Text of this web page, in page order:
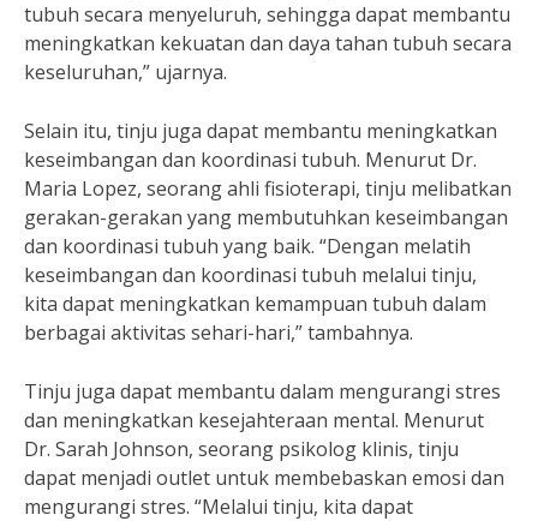
tubuh secara menyeluruh, sehingga dapat membantu
meningkatkan kekuatan dan daya tahan tubuh secara
keseluruhan,” ujarnya.
Selain itu, tinju juga dapat membantu meningkatkan
keseimbangan dan koordinasi tubuh. Menurut Dr.
Maria Lopez, seorang ahli fisioterapi, tinju melibatkan
gerakan-gerakan yang membutuhkan keseimbangan
dan koordinasi tubuh yang baik. “Dengan melatih
keseimbangan dan koordinasi tubuh melalui tinju,
kita dapat meningkatkan kemampuan tubuh dalam
berbagai aktivitas sehari-hari,” tambahnya.
Tinju juga dapat membantu dalam mengurangi stres
dan meningkatkan kesejahteraan mental. Menurut
Dr. Sarah Johnson, seorang psikolog klinis, tinju
dapat menjadi outlet untuk membebaskan emosi dan
mengurangi stres. “Melalui tinju, kita dapat